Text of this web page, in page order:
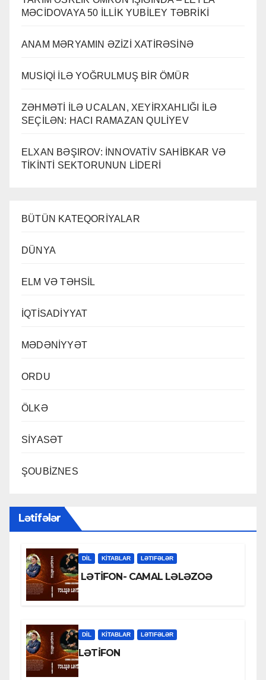
MƏCİDOVAYA 50 İLLİK YUBİLEY TƏBRİKİ
ANAM MƏRYAMIN ƏZİZİ XATİRƏSİNƏ
MUSİQİ İLƏ YOĞRULMUŞ BİR ÖMÜR
ZƏHMƏTİ İLƏ UCALAN, XEYİRXAHLIĞI İLƏ
SEÇİLƏN: HACI RAMAZAN QULİYEV
ELXAN BƏŞIROV: İNNOVATİV SAHİBKAR VƏ
TİKİNTİ SEKTORUNUN LİDERİ
BÜTÜN KATEQORİYALAR
DÜNYA
ELM VƏ TƏHSİL
İQTİSADİYYAT
MƏDƏNİYYƏT
ORDU
ÖLKƏ
SİYASƏT
ŞOUBİZNES
Lətifələr
DİL KİTABLAR LƏTIFƏLƏR
LƏTİFON- CAMAL LƏLƏZOƏ
DİL KİTABLAR LƏTIFƏLƏR
LƏTİFON